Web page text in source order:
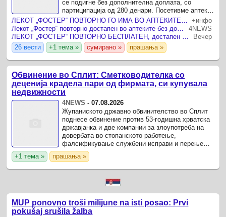
се подигне без дополнителна доплата, со
партиципација од 280 денари. Посетивме аптеки
низ Скопје и проверивме дали навистина тоа е
така.
+инфо
4NEWS
Вечер
26 вести
+1 тема » сумирано » прашања »
Обвинение во Сплит: Сметководителка со
деценија крадела пари од фирмата, си купувала
недвижности
4NEWS -07.08.2026
Жупаниското државно обвинителство во Сплит
поднесе обвинение против 53-годишна хрватска
државјанка и две компании за злоупотреба на
довербата во стопанското работење,
фалсификување службени исправи и перење
пари.
+1 тема » прашања »
MUP ponovno troši milijune na isti posao: Prvi
pokušaj srušila žalba